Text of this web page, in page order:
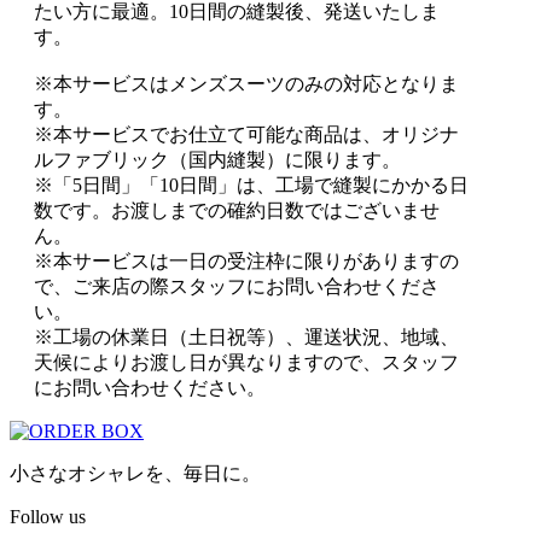
たい方に最適。10日間の縫製後、発送いたしま
す。
※本サービスはメンズスーツのみの対応となりま
す。
※本サービスでお仕立て可能な商品は、オリジナ
ルファブリック（国内縫製）に限ります。
※「5日間」「10日間」は、工場で縫製にかかる日
数です。お渡しまでの確約日数ではございませ
ん。
※本サービスは一日の受注枠に限りがありますの
で、ご来店の際スタッフにお問い合わせくださ
い。
※工場の休業日（土日祝等）、運送状況、地域、
天候によりお渡し日が異なりますので、スタッフ
にお問い合わせください。
小さなオシャレを、毎日に。
Follow us